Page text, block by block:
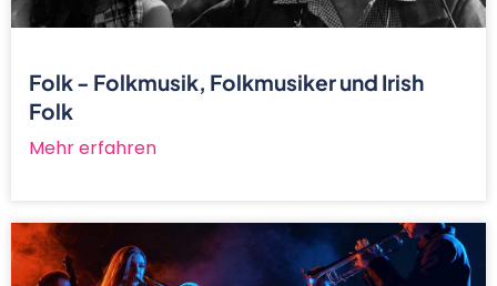
Folk - Folkmusik, Folkmusiker und Irish
Folk
Mehr erfahren